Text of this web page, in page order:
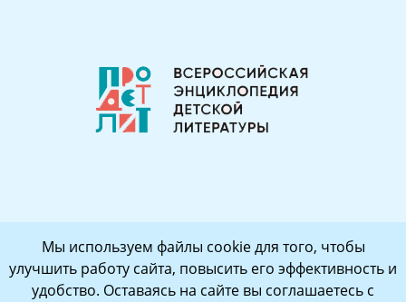
Мы используем файлы cookie для того, чтобы
улучшить работу сайта, повысить его эффективность и
удобство. Оставаясь на сайте вы соглашаетесь с